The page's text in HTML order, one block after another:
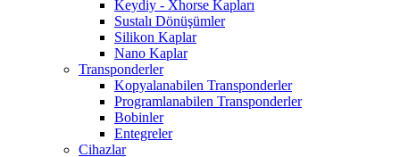
Keydiy - Xhorse Kapları
Sustalı Dönüşümler
Silikon Kaplar
Nano Kaplar
Transponderler
Kopyalanabilen Transponderler
Programlanabilen Transponderler
Bobinler
Entegreler
Cihazlar